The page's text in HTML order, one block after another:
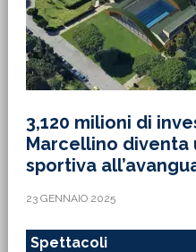
3,120 milioni di
Marcellino diventa
sportiva
23 GENNAIO 2025
Spettacoli